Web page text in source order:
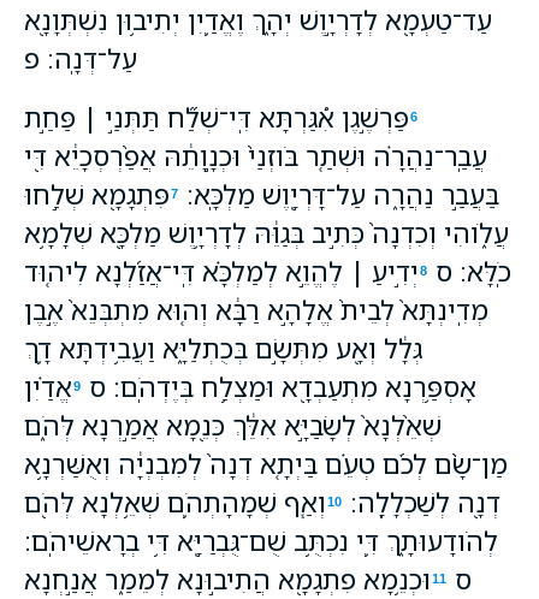
עַד־טַעְמָ֖א לְדָרְיָ֣וֶשׁ יְהָ֑ךְ וֶאֱדַ֛יִן יְתִיב֥וּן נִשְׁתְּוָנָ֖א
עַל־דְּנָֽה׃ פ
6פַּרְשֶׁ֣גֶן אִ֠גַּרְתָּא דִּֽי־שְׁלַ֞ח תַּתְּנַ֣י ׀ פַּחַ֣ת
עֲבַֽר־נַהֲרָ֗ה וּשְׁתַ֤ר בֹּוזְנַי֙ וּכְנָ֣וָתֵ֔הּ אֲפַ֨רְסְכָיֵ֔א דִּ֖י
בַּעֲבַ֣ר נַהֲרָ֑ה עַל־דָּרְיָ֖וֶשׁ מַלְכָּֽא׃
7פִּתְגָמָ֖א שְׁלַ֣חוּ
עֲלֹ֑והִי וְכִדְנָה֙ כְּתִ֣יב בְּגַוֵּ֔הּ לְדָרְיָ֥וֶשׁ מַלְכָּ֖א שְׁלָמָ֥א
כֹֽלָּא׃ ס
8 יְדִ֣יעַ ׀ לֶהֱוֵ֣א לְמַלְכָּ֗א דִּֽי־אֲזַ֜לְנָא לִיה֤וּד
מְדִֽינְתָּא֙ לְבֵית֙ אֱלָהָ֣א רַבָּ֔א וְה֤וּא מִתְבְּנֵא֙ אֶ֣בֶן
גְּלָ֔ל וְאָ֖ע מִתְּשָׂ֣ם בְּכֻתְלַיָּ֑א וַעֲבִ֥ידְתָּא דָ֛ךְ
אָסְפַּ֥רְנָא מִתְעַבְדָ֖א וּמַצְלַ֥ח בְּיֶדְהֹֽם׃ ס
9אֱדַ֗יִן
שְׁאֵ֙לְנָא֙ לְשָׂבַיָּ֣א אִלֵּ֔ךְ כְּנֵ֖מָא אֲמַ֣רְנָא לְּהֹ֑ם
מַן־שָׂ֨ם לְכֹ֜ם טְעֵ֗ם בַּיְתָ֤א דְנָה֙ לְמִבְנְיָ֔ה וְאֻשַּׁרְנָ֥א
דְנָ֖ה לְשַׁכְלָלָֽה׃
10 וְאַ֧ף שְׁמָהָתְהֹ֛ם שְׁאֵ֥לְנָא לְּהֹ֖ם
לְהֹודָעוּתָ֑ךְ דִּ֛י נִכְתֻּ֥ב שֻׁם־גֻּבְרַיָּ֖א דִּ֥י בְרָאשֵׁיהֹֽם׃
ס
11 וּכְנֵ֥מָא פִתְגָמָ֖א הֲתִיב֣וּנָא לְמֵמַ֑ר אֲנַ֣חְנָא